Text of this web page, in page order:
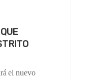
el nuevo